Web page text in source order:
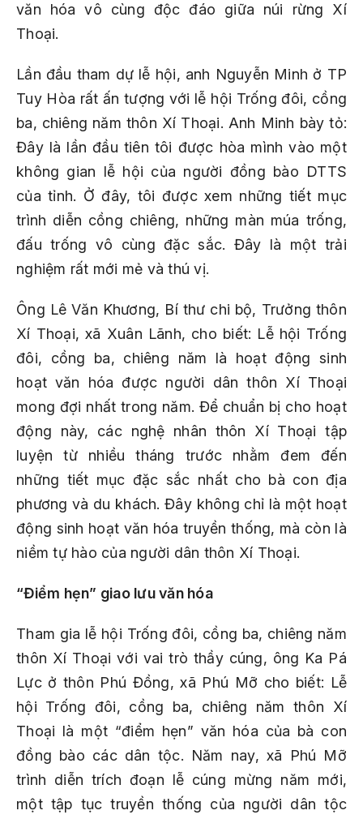
văn hóa vô cùng độc đáo giữa núi rừng Xí
Thoại.
Lần đầu tham dự lễ hội, anh Nguyễn Minh ở TP
Tuy Hòa rất ấn tượng với lễ hội Trống đôi, cồng
ba, chiêng năm thôn Xí Thoại. Anh Minh bày tỏ:
Đây là lần đầu tiên tôi được hòa mình vào một
không gian lễ hội của người đồng bào DTTS
của tỉnh. Ở đây, tôi được xem những tiết mục
trình diễn cồng chiêng, những màn múa trống,
đấu trống vô cùng đặc sắc. Đây là một trải
nghiệm rất mới mẻ và thú vị.
Ông Lê Văn Khương, Bí thư chi bộ, Trưởng thôn
Xí Thoại, xã Xuân Lãnh, cho biết: Lễ hội Trống
đôi, cồng ba, chiêng năm là hoạt động sinh
hoạt văn hóa được người dân thôn Xí Thoại
mong đợi nhất trong năm. Để chuẩn bị cho hoạt
động này, các nghệ nhân thôn Xí Thoại tập
luyện từ nhiều tháng trước nhằm đem đến
những tiết mục đặc sắc nhất cho bà con địa
phương và du khách. Đây không chỉ là một hoạt
động sinh hoạt văn hóa truyền thống, mà còn là
niềm tự hào của người dân thôn Xí Thoại.
“Điểm hẹn” giao lưu văn hóa
Tham gia lễ hội Trống đôi, cồng ba, chiêng năm
thôn Xí Thoại với vai trò thầy cúng, ông Ka Pá
Lực ở thôn Phú Đồng, xã Phú Mỡ cho biết: Lễ
hội Trống đôi, cồng ba, chiêng năm thôn Xí
Thoại là một “điểm hẹn” văn hóa của bà con
đồng bào các dân tộc. Năm nay, xã Phú Mỡ
trình diễn trích đoạn lễ cúng mừng năm mới,
một tập tục truyền thống của người dân tộc